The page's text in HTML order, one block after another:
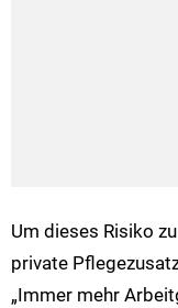
Um dieses Risiko
private
„Immer mehr